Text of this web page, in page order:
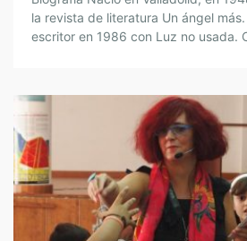
la revista de literatura Un ángel
escritor en 1986 con Luz no usada.